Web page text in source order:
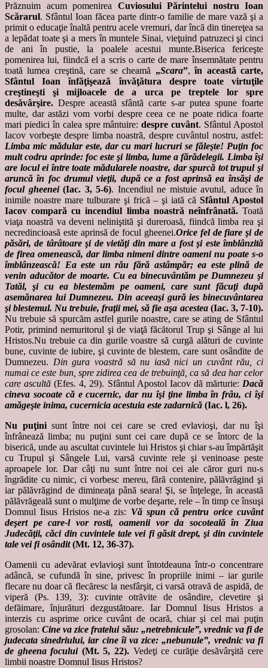
Prăznuim acum pomenirea Cuviosului Părintelui nostru Ioan
Scărarul. Sfântul Ioan făcea parte dintr-o familie de mare vază şi a
primit o educaţie înaltă pentru acele vremuri, dar încă din tinereţea sa
a lepădat toate şi a mers în muntele Sinai, vieţuind patruzeci şi cinci
de ani în pustie, la poalele acestui munte.Biserica fericeşte
pomenirea lui, fiindcă el a scris o carte de mare însemnătate pentru
toată lumea creştină, care se cheamă „Scara”,în această carte,
Sfântul Ioan înfăţişează învăţătura despre toate virtuţile
creştineşti şi mijloacele de a urca pe treptele lor spre
desăvârşire. Despre această sfântă carte s-ar putea spune foarte
multe, dar astăzi vom vorbi despre ceea ce ne poate ridica foarte
mari piedici în calea spre mântuire:despre cuvânt. Sfântul Apostol
Iacov vorbeşte despre limba noastră, despre cuvântul nostru, astfel:
Limba mic mădular este, dar cu mari lucruri se făleşte! Puţin foc
mult codru aprinde: foc este şi limba, lume a fărădelegii. Limba îşi
are locul ei între toate mădularele noastre, dar spurcă tot trupul şi
aruncă în foc drumul vieţii, după ce a fost aprinsă ea însăşi de
focul gheenei(Iac. 3, 5-6). Incendiul ne mistuie avutul, aduce în
inimile noastre mare tulburare şi frică – şi iată căSfântul Apostol
Iacov compară cu incendiul limba noastră neînfrânată.Toată
viaţa noastră va deveni neliniştită şi dureroasă, fiindcă limba rea şi
necredincioasă este aprinsă de focul gheenei.Orice fel de fiare şi de
păsări, de târâtoare şi de vietăţi din mare a fost şi este îmblânzită
de firea omenească, dar limba nimeni dintre oameni nu poate s-o
îmblânzească! Ea este un rău fără astâmpăr; ea este plină de
venin aducător de moarte. Cu ea binecuvântăm pe Dumnezeu şi
Tatăl, şi cu ea blestemăm pe oameni, care sunt făcuţi după
asemănarea lui Dumnezeu. Din aceeaşi gură ies binecuvântarea
şi blestemul. Nu trebuie, fraţii mei, să fie aşa acestea(Iac. 3, 7-10).
Nu trebuie să spurcăm astfel gurile noastre, care se ating de Sfântul
Potir, primind nemuritorul şi de viaţă făcătorul Trup şi Sânge al lui
Hristos.Nu trebuie ca din gurile voastre să curgă alături de cuvinte
bune, cuvinte de iubire, şi cuvinte de blestem, care sunt osândite de
Dumnezeu. Din gura voastră să nu iasă nici un cuvânt rău, ci
numai ce este bun, spre zidirea cea de trebuinţă, ca să dea har celor
care ascultă (Efes. 4, 29). Sfântul Apostol Iacov dă mărturie: Dacă
cineva socoate că e cucernic, dar nu îşi ţine limba în frâu, ci îşi
amăgeşte inima, cucernicia acestuia este zadarnică (Iac. l, 26).
Nu puţinisunt între noi cei care se cred evlavioşi, dar nu îşi
înfrânează limba; nu puţini sunt cei care după ce se întorc de la
biserică, unde au ascultat cuvintele lui Hristos şi chiar s-au împărtăşit
cu Trupul şi Sângele Lui, varsă cuvinte rele şi veninoase peste
aproapele lor. Dar câţi nu sunt între noi cei ale căror guri nu-s
îngrădite cu nimic, ci vorbesc mereu, fără contenire, pălăvrăgind şi
iar pălăvrăgind de dimineaţa până seara! Şi, se înţelege, în această
pălăvrăgeală sunt o mulţime de vorbe deşarte, rele – în timp ce însuşi
Domnul Iisus Hristos ne-a zis: Vă spun că pentru orice cuvânt
deşert pe care-l vor rosti, oamenii vor da socoteală în Ziua
Judecăţii, căci din cuvintele tale vei fi găsit drept, şi din cuvintele
tale vei fi osândit(Mt. 12, 36-37).
Oamenii cu adevărat evlavioşi sunt întotdeauna într-o concentrare
adâncă, se cufundă în sine, privesc în propriile inimi – iar gurile
flecare nu doar că flecăresc la nesfârşit, ci varsă otravă de aspidă, de
viperă (Ps. 139, 3): cuvinte otrăvite de osândire, clevetire şi
defăimare, înjurături dezgustătoare. Iar Domnul Iisus Hristos a
interzis cu asprime orice cuvânt de ocară, chiar şi cel mai puţin
grosolan:Cine va zice fratelui său: „netrebnicule”, vrednic va fi de
judecata sinedriului, iar cine îi va zice: „nebunule”, vrednic va fi
de gheena focului(Mt. 5, 22). Vedeţi ce curăţie desăvârşită cere
limbii noastre Domnul Iisus Hristos?